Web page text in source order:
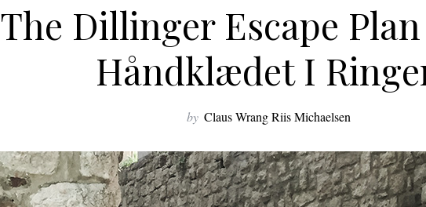
The Dillinger Escape
Håndklædet I
by Claus Wrang Riis Michaelsen